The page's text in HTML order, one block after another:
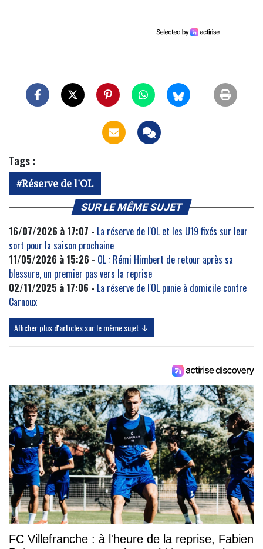
Tags :
Réserve de l'OL
SUR LE MÊME SUJET
16/07/2026 à 17:07 - La réserve de l'OL et les U19 fixés sur leur
sort pour la saison prochaine
11/05/2026 à 15:26 - OL : Rémi Himbert de retour après sa
blessure, un premier pas vers la reprise
02/11/2025 à 17:06 - La réserve de l'OL punie à domicile contre
Carnoux
Afficher plus d'articles sur le même sujet ↓
FC Villefranche : à l'heure de la reprise, Fabien